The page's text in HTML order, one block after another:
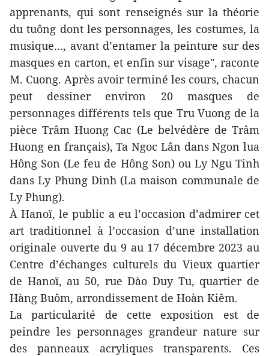
apprenants, qui sont renseignés sur la théorie
du tuông dont les personnages, les costumes, la
musique…, avant d’entamer la peinture sur des
masques en carton, et enfin sur visage", raconte
M. Cuong. Après avoir terminé les cours, chacun
peut dessiner environ 20 masques de
personnages différents tels que Tru Vuong de la
pièce Trâm Huong Cac (Le belvédère de Trâm
Huong en français), Ta Ngoc Lân dans Ngon lua
Hông Son (Le feu de Hông Son) ou Ly Ngu Tinh
dans Ly Phung Dinh (La maison communale de
Ly Phung).
À Hanoï, le public a eu l’occasion d’admirer cet
art traditionnel à l’occasion d’une installation
originale ouverte du 9 au 17 décembre 2023 au
Centre d’échanges culturels du Vieux quartier
de Hanoï, au 50, rue Dào Duy Tu, quartier de
Hàng Buôm, arrondissement de Hoàn Kiêm.
La particularité de cette exposition est de
peindre les personnages grandeur nature sur
des panneaux acryliques transparents. Ces